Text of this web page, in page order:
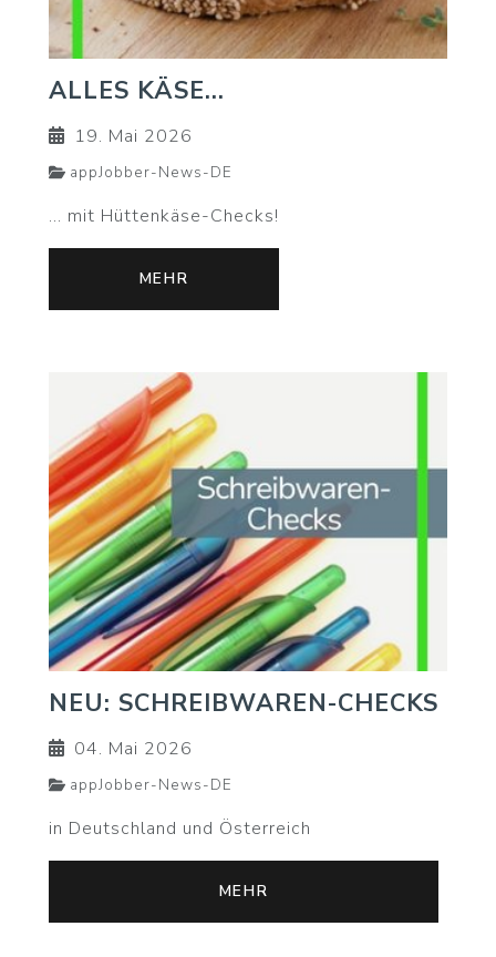
ALLES KÄSE...
19. Mai 2026
appJobber-News-DE
... mit Hüttenkäse-Checks!
MEHR
NEU: SCHREIBWAREN-CHECKS
04. Mai 2026
appJobber-News-DE
in Deutschland und Österreich
MEHR